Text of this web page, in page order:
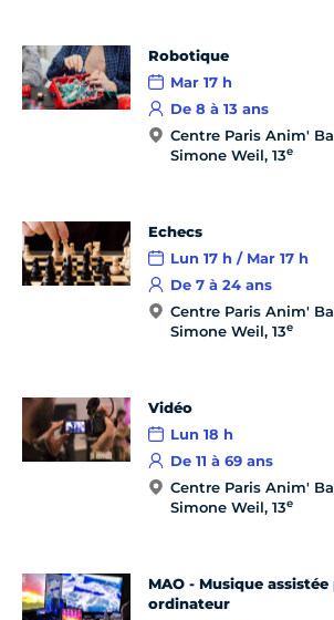
Robotique
Mar 17 h
De 8 à 13 ans
Centre Paris Anim'
Simone Weil, 13e
Echecs
Lun 17 h / Mar 17 h
De 7 à 24 ans
Centre Paris Anim'
Simone Weil, 13e
Vidéo
Lun 18 h
De 11 à 69 ans
Centre Paris Anim'
Simone Weil, 13e
MAO - Musique assistée
ordinateur